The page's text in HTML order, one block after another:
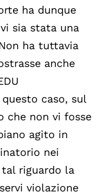
ha dunque
sia stata una
ha tuttavia
anche
caso, sul
che non vi fosse
agito in
nei
riguardo la
violazione